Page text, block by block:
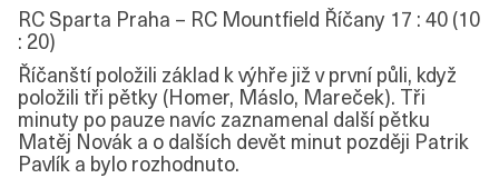
RC Sparta Praha – RC Mountfield Říčany 17 : 40 (10
: 20)
Říčanští položili základ k výhře již v první půli, když
položili tři pětky (Homer, Máslo, Mareček). Tři
minuty po pauze navíc zaznamenal další pětku
Matěj Novák a o dalších devět minut později Patrik
Pavlík a bylo rozhodnuto.